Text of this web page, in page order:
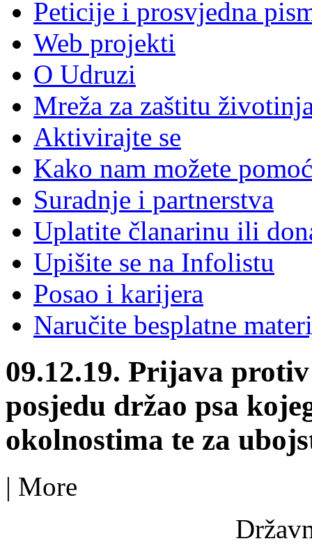
Peticije i prosvjedna
Web projekti
O Udruzi
Mreža za zaštitu
Aktivirajte se
Kako nam možete
Suradnje i partnerstva
Uplatite članarinu ili
Upišite se na Infolistu
Posao i karijera
Naručite besplatne
09.12.19. Prijava
posjedu držao psa
okolnostima te za
| More